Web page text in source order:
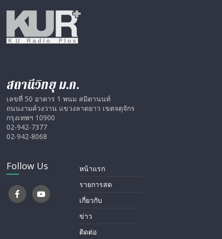
สถานีวิทยุ ม.ก.
เลขที่ 50 อาคาร 1 พนม สมิตานนท์
ถนนงามค์วงวาน แขวงลาดยาว เขตจตุจักร
กรุงเทพฯ 10900
02-942-7377
02-942-8068
Follow Us
หน้าแรก
รายการสด
เกี่ยวกับ
ข่าว
ติดต่อ